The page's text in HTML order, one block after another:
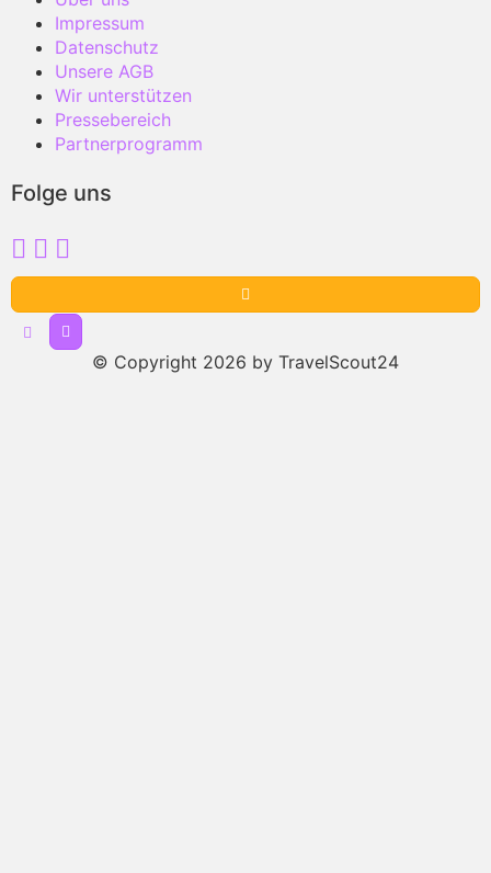
Impressum
Datenschutz
Unsere AGB
Wir unterstützen
Pressebereich
Partnerprogramm
Folge uns
© Copyright 2026 by TravelScout24